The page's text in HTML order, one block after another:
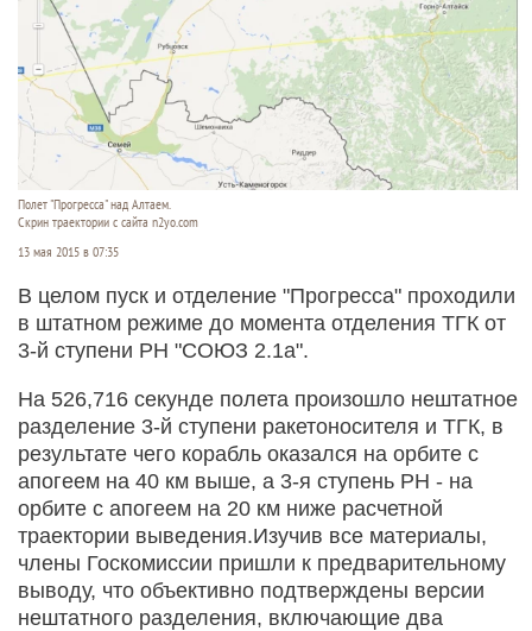
Полет "Прогресса" над Алтаем.
Скрин траектории с сайта n2yo.com
13 мая 2015 в 07:35
В целом пуск и отделение "Прогресса" проходили
в штатном режиме до момента отделения ТГК от
3-й ступени РН "СОЮЗ 2.1а".
На 526,716 секунде полета произошло нештатное
разделение 3-й ступени ракетоносителя и ТГК, в
результате чего корабль оказался на орбите с
апогеем на 40 км выше, а 3-я ступень РН - на
орбите с апогеем на 20 км ниже расчетной
траектории выведения.Изучив все материалы,
члены Госкомиссии пришли к предварительному
выводу, что объективно подтверждены версии
нештатного разделения, включающие два